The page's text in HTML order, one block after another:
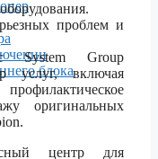
блока
проблем и
System Group
услуг, включая
оригинальных
центр для